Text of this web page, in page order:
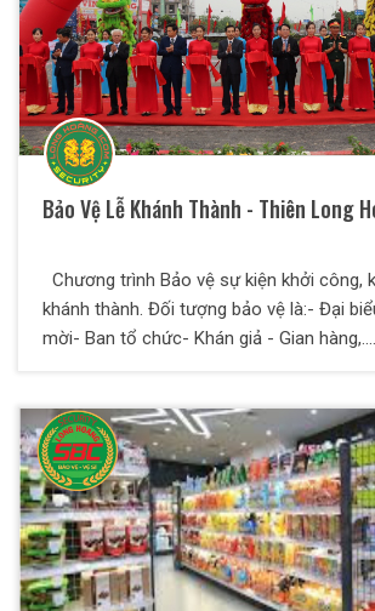
Bảo Vệ Lễ Khánh Thành - Thiên Long
Chương trình Bảo vệ sự kiện khởi công,
khánh thành. Đối tượng bảo vệ là:- Đại
mời- Ban tổ chức- Khán giả - Gian
kinh doanh của mình.